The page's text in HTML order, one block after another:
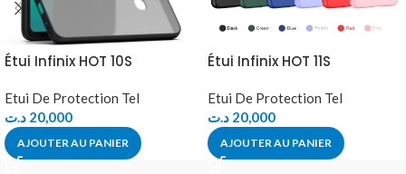
Étui Infinix HOT 10S
Etui De Protection Tel
20,000 د.ت
AJOUTER AU PANIER
Étui Infinix HOT 11S
Etui De Protection Tel
20,000 د.ت
AJOUTER AU PANIER